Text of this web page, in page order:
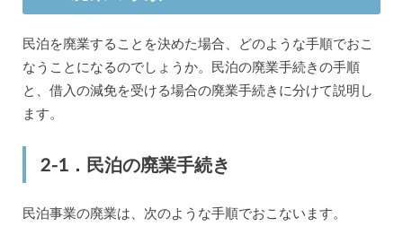
民泊を廃業することを決めた場合、どのような手順でおこ
なうことになるのでしょうか。民泊の廃業手続きの手順
と、借入の減免を受ける場合の廃業手続きに分けて説明し
ます。
2-1．民泊の廃業手続き
民泊事業の廃業は、次のような手順でおこないます。